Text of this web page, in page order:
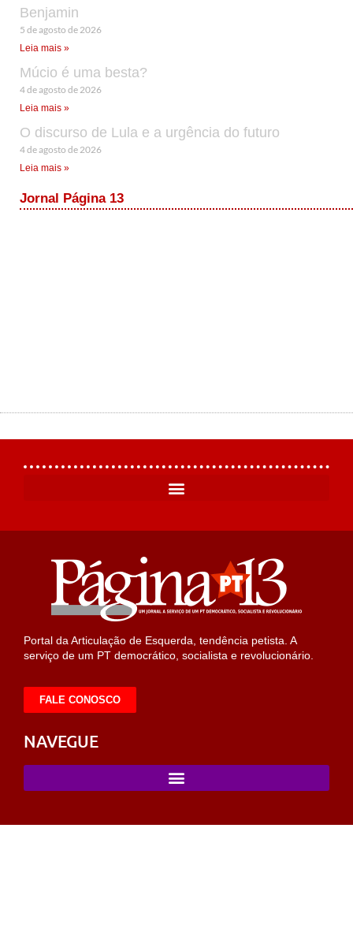
Benjamin
5 de agosto de 2026
Leia mais »
Múcio é uma besta?
4 de agosto de 2026
Leia mais »
O discurso de Lula e a urgência do futuro
4 de agosto de 2026
Leia mais »
Jornal Página 13
Portal da Articulação de Esquerda, tendência petista. A
serviço de um PT democrático, socialista e revolucionário.
FALE CONOSCO
NAVEGUE